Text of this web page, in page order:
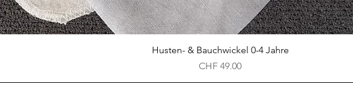
Schnellansicht
Husten- & Bauchwickel 0-4 Jahre
Preis
CHF 49.00